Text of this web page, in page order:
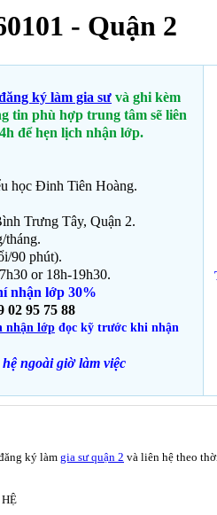
- Quận 2
ký làm gia sư và ghi kèm
tin phù hợp trung tâm sẽ liên
để hẹn lịch nhận lớp.
học Đinh Tiên Hoàng.
Trưng Tây, Quận 2.
tháng.
90 phút).
or 18h-19h30.
nhận lớp 30%
02 95 75 88
nhận lớp đọc kỹ trước khi nhận
ngoài giờlàm việc
ký làm gia sư quận 2 và liên hệ theo